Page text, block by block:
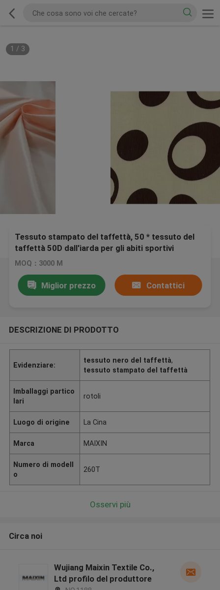
1 / 3
Tessuto stampato del taffettà, 50 * tessuto del
taffettà 50D dall'iarda per gli abiti sportivi
MOQ：3000 M
Miglior prezzo Contattici
DESCRIZIONE DI PRODOTTO
Evidenziare:
tessuto nero del taffettà,
tessuto stampato del taffettà
Imballaggi partico
lari
rotoli
Luogo di origine La Cina
Marca MAIXIN
Numero di modell
o
260T
Osservi più
Circa noi
Wujiang Maixin Textile Co.,
Ltd profilo del produttore